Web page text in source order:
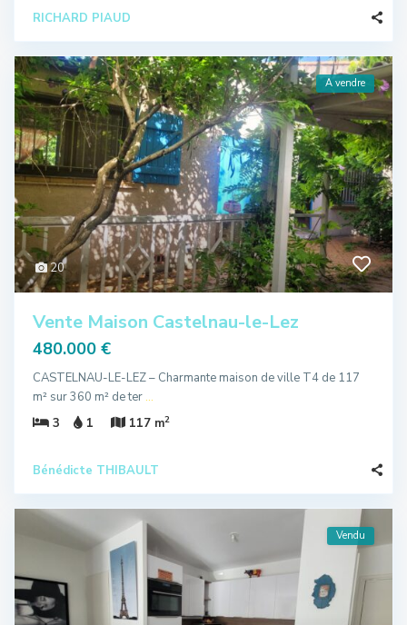
RICHARD PIAUD
20
A vendre
Vente Maison Castelnau-le-Lez
480.000 €
CASTELNAU-LE-LEZ – Charmante maison de ville T4 de 117
m² sur 360 m² de ter ...
3
1 117 m2
Bénédicte THIBAULT
Vendu